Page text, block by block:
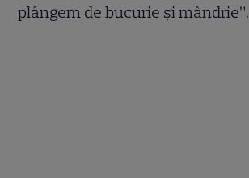
plângem de bucurie și mândrie”.